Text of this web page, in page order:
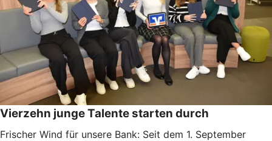
Vierzehn junge Talente starten durch
Frischer Wind für unsere Bank: Seit dem 1. September